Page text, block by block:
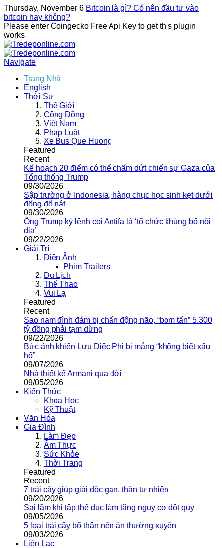
Thursday, November 6 Bitcoin là gì? Có nên đầu tư vào
bitcoin hay không?
Please enter Coingecko Free Api Key to get this plugin
works
Navigate
Trang Nhà
English
Thời Sự
Thế Giới
Cộng Đồng
Việt Nam
Pháp Luật
Xe Bus Que Huong
Featured
Recent
Kế hoạch 20 điểm có thể chấm dứt chiến sự Gaza của
Tổng thống Trump
09/30/2026
Sập trường ở Indonesia, hàng chục học sinh kẹt dưới
đống đổ nát
09/30/2026
Ông Trump ký lệnh coi Antifa là ‘tổ chức khủng bố nội
địa’
09/22/2026
Giải Trí
Điện Ảnh
Phim Trailers
Du Lịch
Thể Thao
Vui Lạ
Featured
Recent
Sao nam đình đám bị chấn động não, “bom tấn” 5.300
tỷ đồng phải tạm dừng
09/22/2026
Bức ảnh khiến Lưu Diệc Phi bị mắng “không biết xấu
hổ”
09/07/2026
Nhà thiết kế Armani qua đời
09/05/2026
Kiến Thức
Khoa Học
Kỹ Thuật
Văn Hóa
Gia Đình
Làm Đẹp
Ẩm Thực
Sức Khỏe
Thời Trang
Featured
Recent
7 trái cây giúp giải độc gan, thận tự nhiên
09/20/2026
Sai lầm khi tập thể dục làm tăng nguy cơ đột quỵ
09/05/2026
5 loại trái cây bổ thận nên ăn thường xuyên
09/03/2026
Liên Lạc